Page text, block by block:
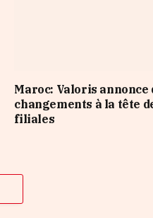
Maroc: Valoris annonce
changements à la tête
filiales